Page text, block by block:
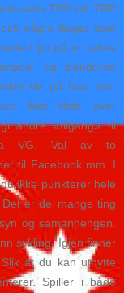
TRP tak TRP
några färgar som
i fjor på en rekke
og bønderne
de på hvor stor
ikke råde over
andre «tilgang» til
VG. Val av to
til Facebook mm. I
ikke punkterer hele
er dei mange ting
og samanhengen.
sykling. Igjen finner
at du kan utnytte
Spiller i både